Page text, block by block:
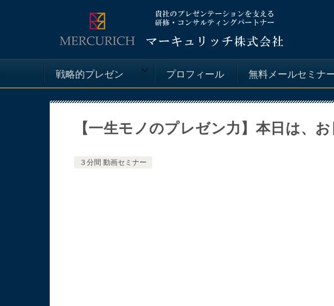
戦略的プレゼン プロフィール 無料メールセミナ
【一生モノのプレゼン力】本日は、お
３分間 動画セミナー